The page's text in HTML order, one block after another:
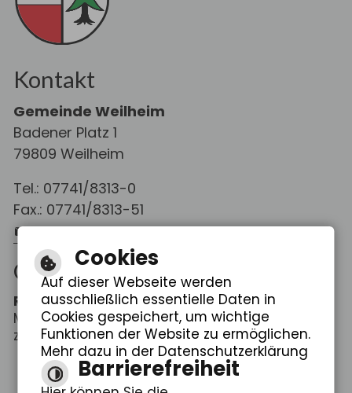
Kontakt
Gemeinde Weilheim
Badener Platz 1
79809 Weilheim
Tel.: 07741/8313-0
Fax.: 07741/8313-51
E-Mail schreiben
Öffnungszeiten
Rathaus Weilheim
Mo. - Fr.: 08:00 - 12:00 Uhr
zus. Do.: 14:00 - 18:30 Uhr
Cookies
Auf dieser Webseite werden
ausschließlich essentielle Daten in
Cookies gespeichert, um wichtige
Funktionen der Website zu ermöglichen.
Mehr dazu in der Datenschutzerklärung
Barrierefreiheit